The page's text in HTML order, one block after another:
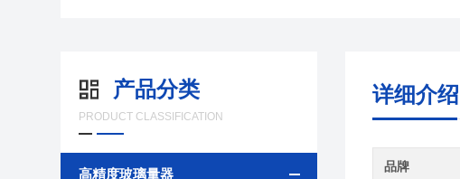
产品分类
PRODUCT CLASSIFICATION
高精度玻璃量器
详细介绍
品牌